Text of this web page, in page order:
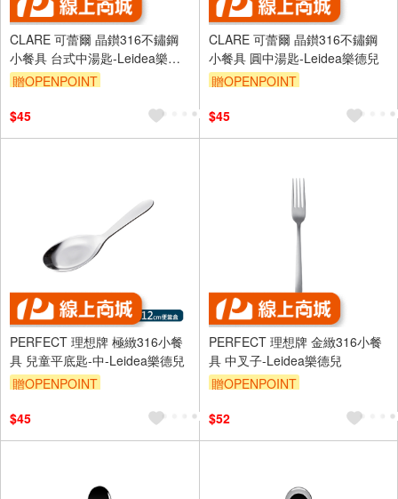
CLARE 可蕾爾 晶鑚316不鏽鋼
小餐具 台式中湯匙-Leidea樂德
兒
贈OPENPOINT
$45
CLARE 可蕾爾 晶鑚316不鏽鋼
小餐具 圓中湯匙-Leidea樂德兒
贈OPENPOINT
$45
PERFECT 理想牌 極緻316小餐
具 兒童平底匙-中-Leidea樂德兒
贈OPENPOINT
$45
PERFECT 理想牌 金緻316小餐
具 中叉子-Leidea樂德兒
贈OPENPOINT
$52